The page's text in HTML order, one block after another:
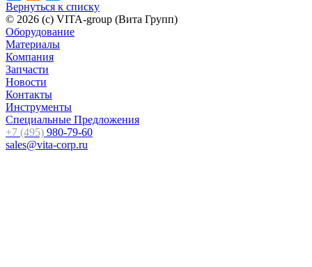
Вернуться к списку
© 2026 (c) VITA-group (Вита Групп)
Оборудование
Материалы
Компания
Запчасти
Новости
Контакты
Инструменты
Специальные Предложения
+7 (495) 980-79-60
sales@vita-corp.ru